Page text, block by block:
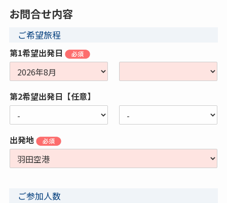
お問合せ内容
ご希望旅程
第1希望出発日
第2希望出発日【任意】
出発地
ご参加人数